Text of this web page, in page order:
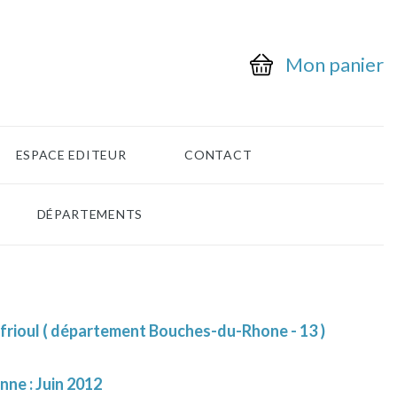
Mon panier
ESPACE EDITEUR CONTACT
DÉPARTEMENTS
( département Bouches-du-Rhone - 13 )
: Juin 2012